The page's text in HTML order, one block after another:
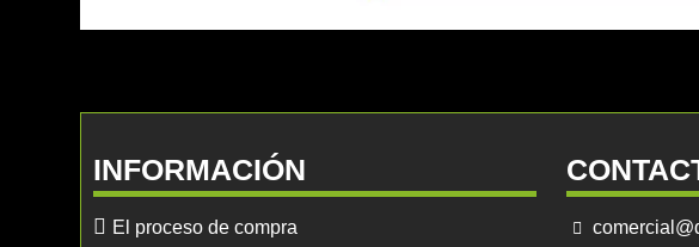
INFORMACIÓN
El proceso de compra